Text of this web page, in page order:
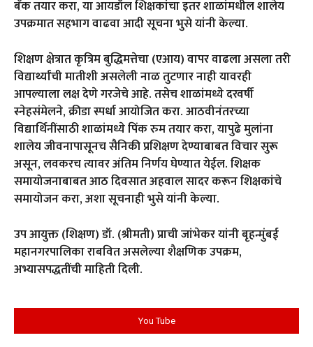
बँक तयार करा, या आयडॉल शिक्षकांचा इतर शाळांमधील शालेय
उपक्रमात सहभाग वाढवा आदी सूचना भुसे यांनी केल्या.
शिक्षण क्षेत्रात कृत्रिम बुद्धिमत्तेचा (एआय) वापर वाढला असला तरी
विद्यार्थ्यांची मातीशी असलेली नाळ तुटणार नाही यावरही
आपल्याला लक्ष देणे गरजेचे आहे. तसेच शाळांमध्ये दरवर्षी
स्नेहसंमेलने, क्रीडा स्पर्धा आयोजित करा. आठवीनंतरच्या
विद्यार्थिनींसाठी शाळांमध्ये पिंक रुम तयार करा, यापुढे मुलांना
शालेय जीवनापासूनच सैनिकी प्रशिक्षण देण्याबाबत विचार सुरू
असून, लवकरच त्यावर अंतिम निर्णय घेण्यात येईल. शिक्षक
समायोजनाबाबत आठ दिवसात अहवाल सादर करून शिक्षकांचे
समायोजन करा, अशा सूचनाही भुसे यांनी केल्या.
उप आयुक्त (शिक्षण) डॉ. (श्रीमती) प्राची जांभेकर यांनी बृहन्मुंबई
महानगरपालिका राबवित असलेल्या शैक्षणिक उपक्रम,
अभ्यासपद्धतींची माहिती दिली.
You Tube